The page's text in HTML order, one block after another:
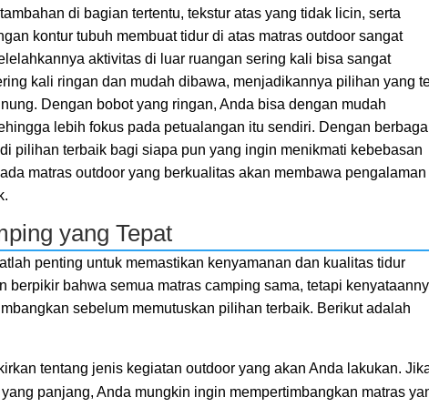
di bagian tertentu, tekstur atas yang tidak licin, serta
kontur tubuh membuat tidur di atas matras outdoor sangat
aktivitas di luar ruangan sering kali bisa sangat
kali ringan dan mudah dibawa, menjadikannya pilihan yang
Dengan bobot yang ringan, Anda bisa dengan mudah
lebih fokus pada petualangan itu sendiri. Dengan
pilihan terbaik bagi siapa pun yang ingin menikmati kebebasan
matras outdoor yang berkualitas akan membawa pengalaman
yang Tepat
penting untuk memastikan kenyamanan dan kualitas tidur
berpikir bahwa semua matras camping sama, tetapi
sebelum memutuskan pilihan terbaik. Berikut adalah
tentang jenis kegiatan outdoor yang akan Anda lakukan.
panjang, Anda mungkin ingin mempertimbangkan matras